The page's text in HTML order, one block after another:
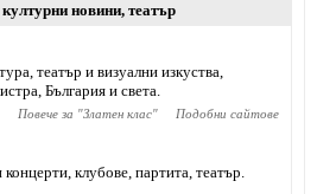
културни новини, театър
театър и визуални изкуства,
България и света.
Повече за "Златен клас" Подобни сайтове
клубове, партита, театър.